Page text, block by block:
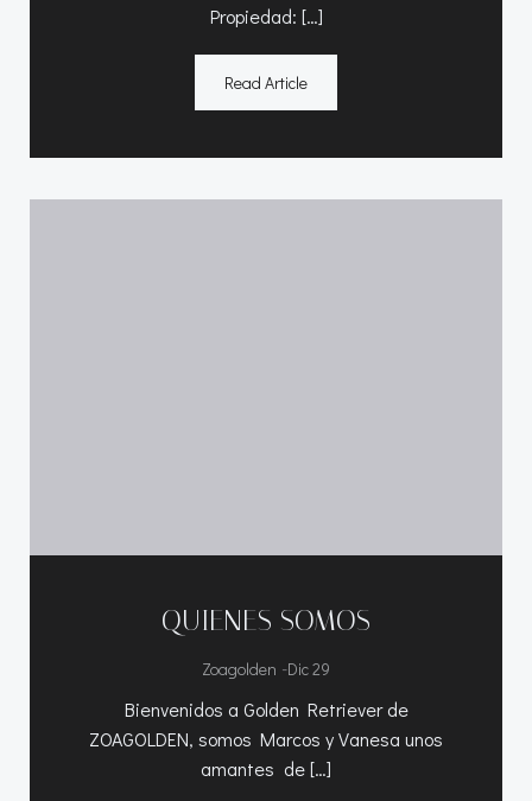
Propiedad: […]
Read Article
QUIENES SOMOS
Zoagolden -Dic 29
Bienvenidos a Golden Retriever de
ZOAGOLDEN, somos Marcos y Vanesa unos
amantes de […]